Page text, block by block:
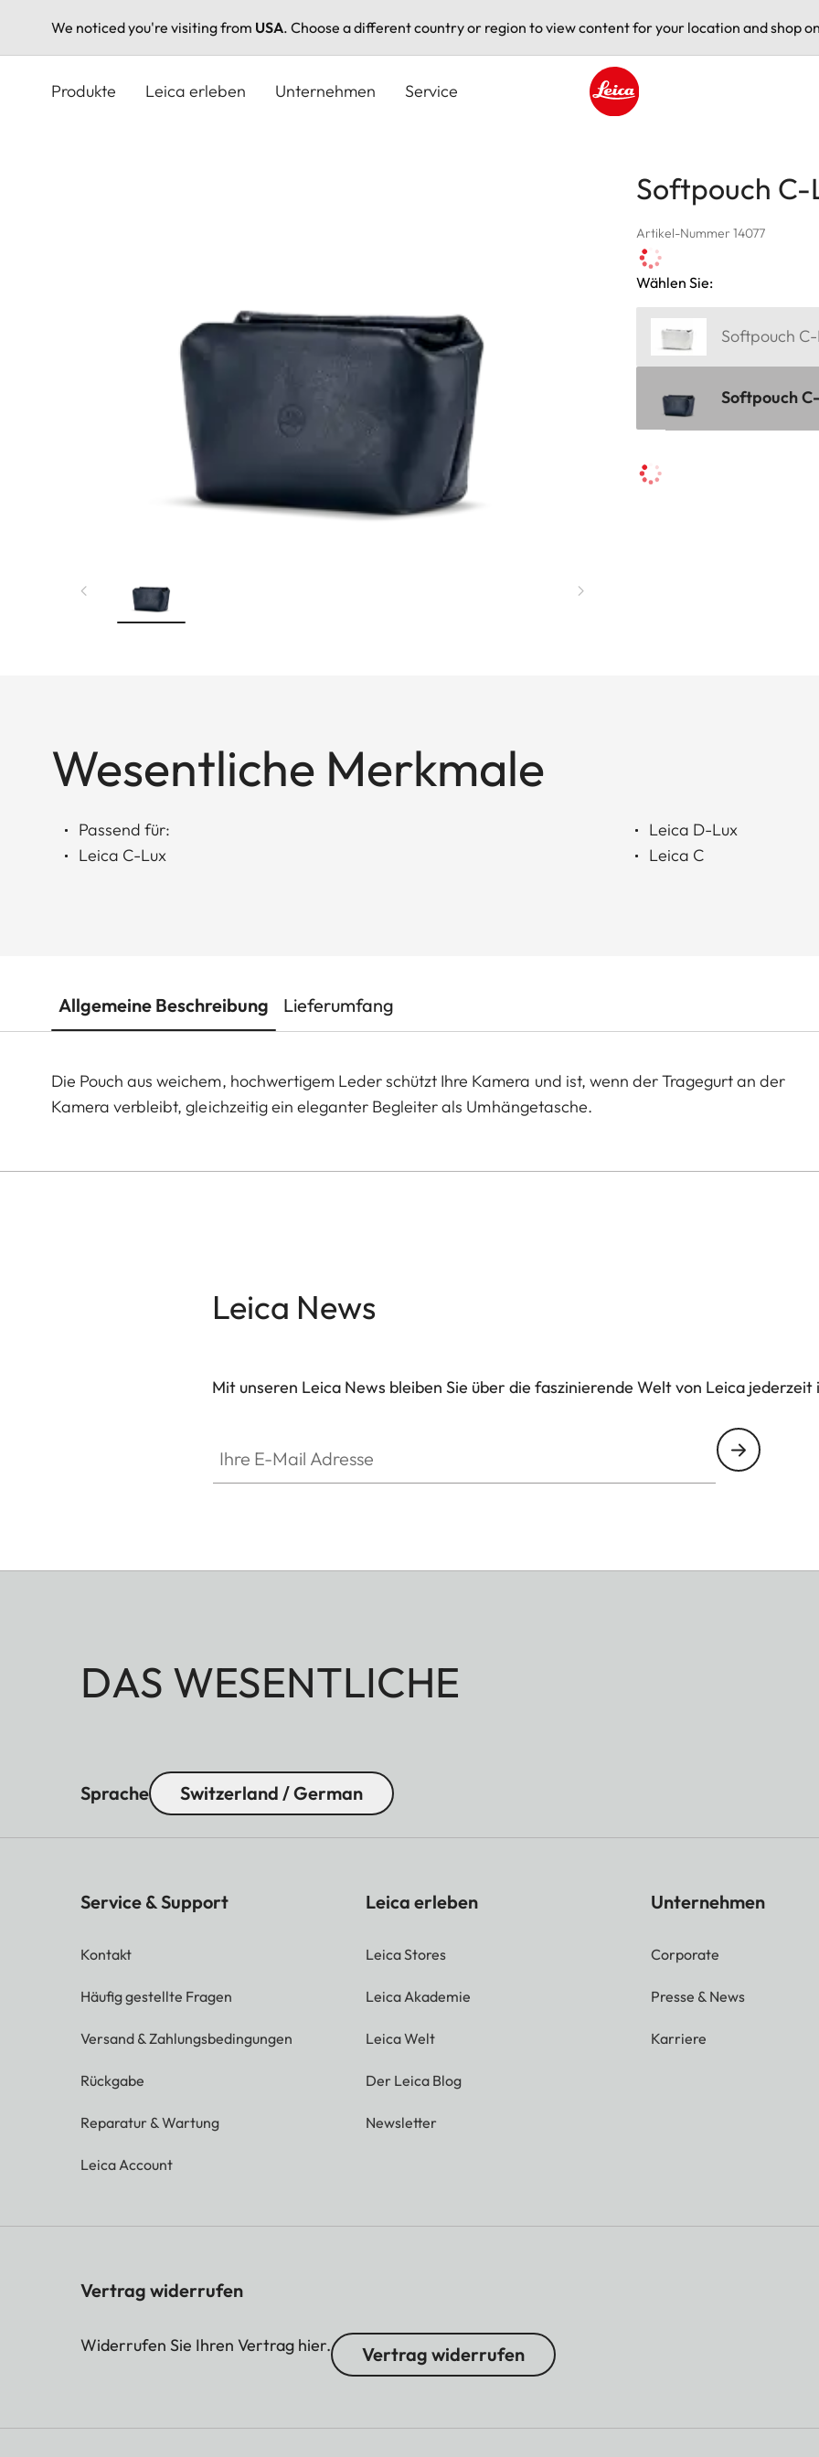
We noticed you're visiting from USA. Choose a different country or region to view content for your location and shop
Produkte Leica erleben Unternehmen Service
Softpouch C-
Artikel-Nummer 14077
Wählen Sie:
Softpouch
Softpouch
Wesentliche Merkmale
Passend für:
Leica C-Lux
Leica D-Lux
Leica C
Allgemeine Beschreibung Lieferumfang
Die Pouch aus weichem, hochwertigem Leder schützt Ihre Kamera und ist, wenn der Tragegurt an der
Kamera verbleibt, gleichzeitig ein eleganter Begleiter als Umhängetasche.
Leica News
Mit unseren Leica News bleiben Sie über die faszinierende Welt von Leica
DAS WESENTLICHE
Sprache Switzerland / German
Service & Support
Kontakt
Häufig gestellte Fragen
Versand & Zahlungsbedingungen
Rückgabe
Reparatur & Wartung
Leica Account
Leica erleben
Leica Stores
Leica Akademie
Leica Welt
Der Leica Blog
Newsletter
Unternehmen
Corporate
Presse & News
Karriere
Vertrag widerrufen
Widerrufen Sie Ihren Vertrag hier. Vertrag widerrufen